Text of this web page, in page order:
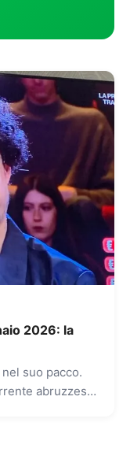
2026: la
suo pacco.
abruzzese,